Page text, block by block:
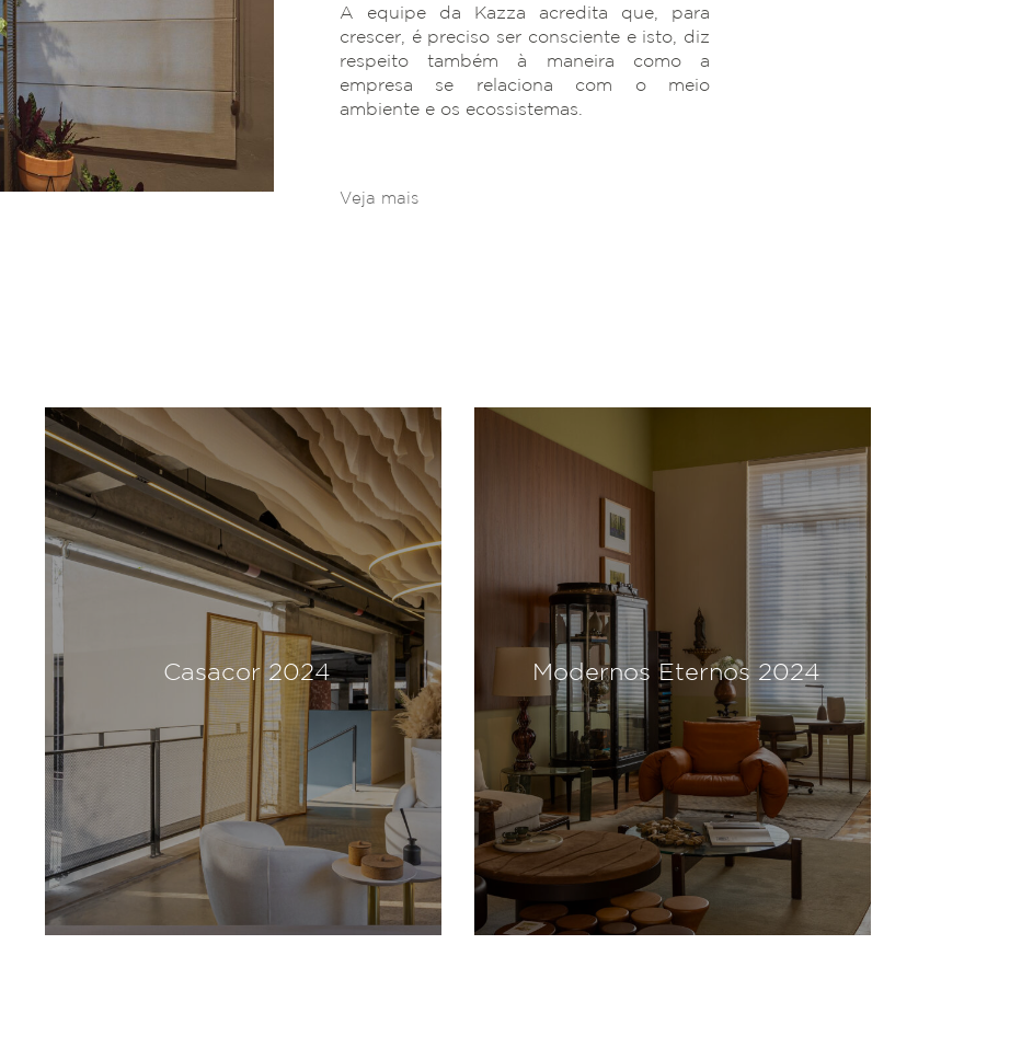
A equipe da Kazza acredita que, para
crescer, é preciso ser consciente e isto, diz
respeito também à maneira como a
empresa se relaciona com o meio
ambiente e os ecossistemas.
Veja mais
Casacor 2024 Modernos Eternos 2024